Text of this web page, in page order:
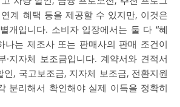
계 혜택 등을 제공할 수 있지만, 이것은
개입니다. 소비자 입장에서는 둘 다 “혜
나는 제조사 또는 판매사의 판매 조건이
·지자체 보조금입니다. 계약서와 견적서
, 국고보조금, 지자체 보조금, 전환지원
분리해서 확인해야 실제 이득을 정확히